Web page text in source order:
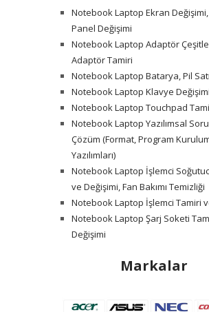
Notebook Laptop Ekran
Panel Değişimi
Notebook Laptop Adaptör
Adaptör Tamiri
Notebook Laptop Batarya, Pil
Notebook Laptop Klavye
Notebook Laptop Touchpad
Notebook Laptop Yazılımsal
Çözüm (Format, Program
Yazılımları)
Notebook Laptop İşlemci
ve Değişimi, Fan Bakımı Temizliği
Notebook Laptop İşlemci Tamiri
Notebook Laptop Şarj Soketi
Değişimi
Markalar